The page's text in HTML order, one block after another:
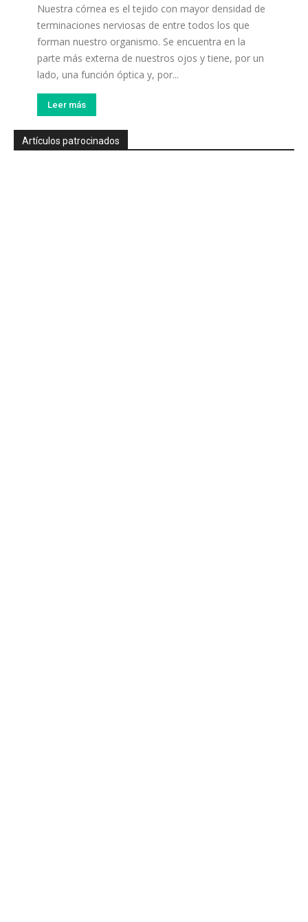
Nuestra córnea es el tejido con mayor densidad de
terminaciones nerviosas de entre todos los que
forman nuestro organismo. Se encuentra en la
parte más externa de nuestros ojos y tiene, por un
lado, una función óptica y, por...
Leer más
Artículos patrocinados